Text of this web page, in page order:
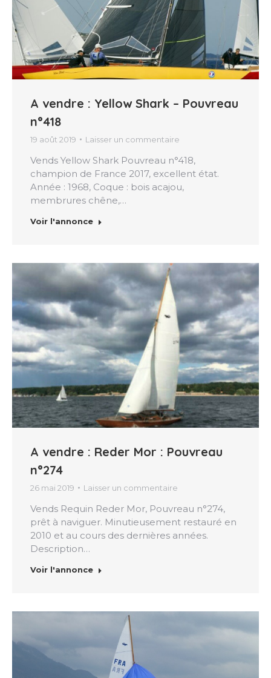
A vendre : Yellow Shark – Pouvreau
n°418
19 août 2019 Laisser un commentaire
Vends Yellow Shark Pouvreau n°418,
champion de France 2017, excellent état.
Année : 1968, Coque : bois acajou,
membrures chêne,…
Voir l'annonce
A vendre : Reder Mor : Pouvreau
n°274
26 mai 2019 Laisser un commentaire
Vends Requin Reder Mor, Pouvreau n°274,
prêt à naviguer. Minutieusement restauré en
2010 et au cours des dernières années.
Description…
Voir l'annonce